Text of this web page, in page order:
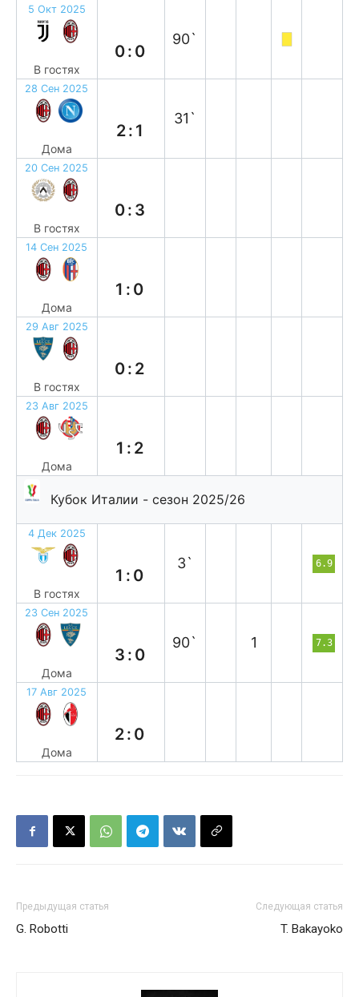
5 Окт 2025
В гостях
0:0
90`
28 Сен 2025
Дома
2:1
31`
20 Сен 2025
В гостях
0:3
14 Сен 2025
Дома
1:0
29 Авг 2025
В гостях
0:2
23 Авг 2025
Дома
1:2
Кубок Италии - сезон 2025/26
4 Дек 2025
В гостях
1:0
3` 6.9
23 Сен 2025
Дома
3:0
90` 1 7.3
17 Авг 2025
Дома
2:0
Предыдущая статья
G. Robotti
Следующая статья
T. Bakayoko